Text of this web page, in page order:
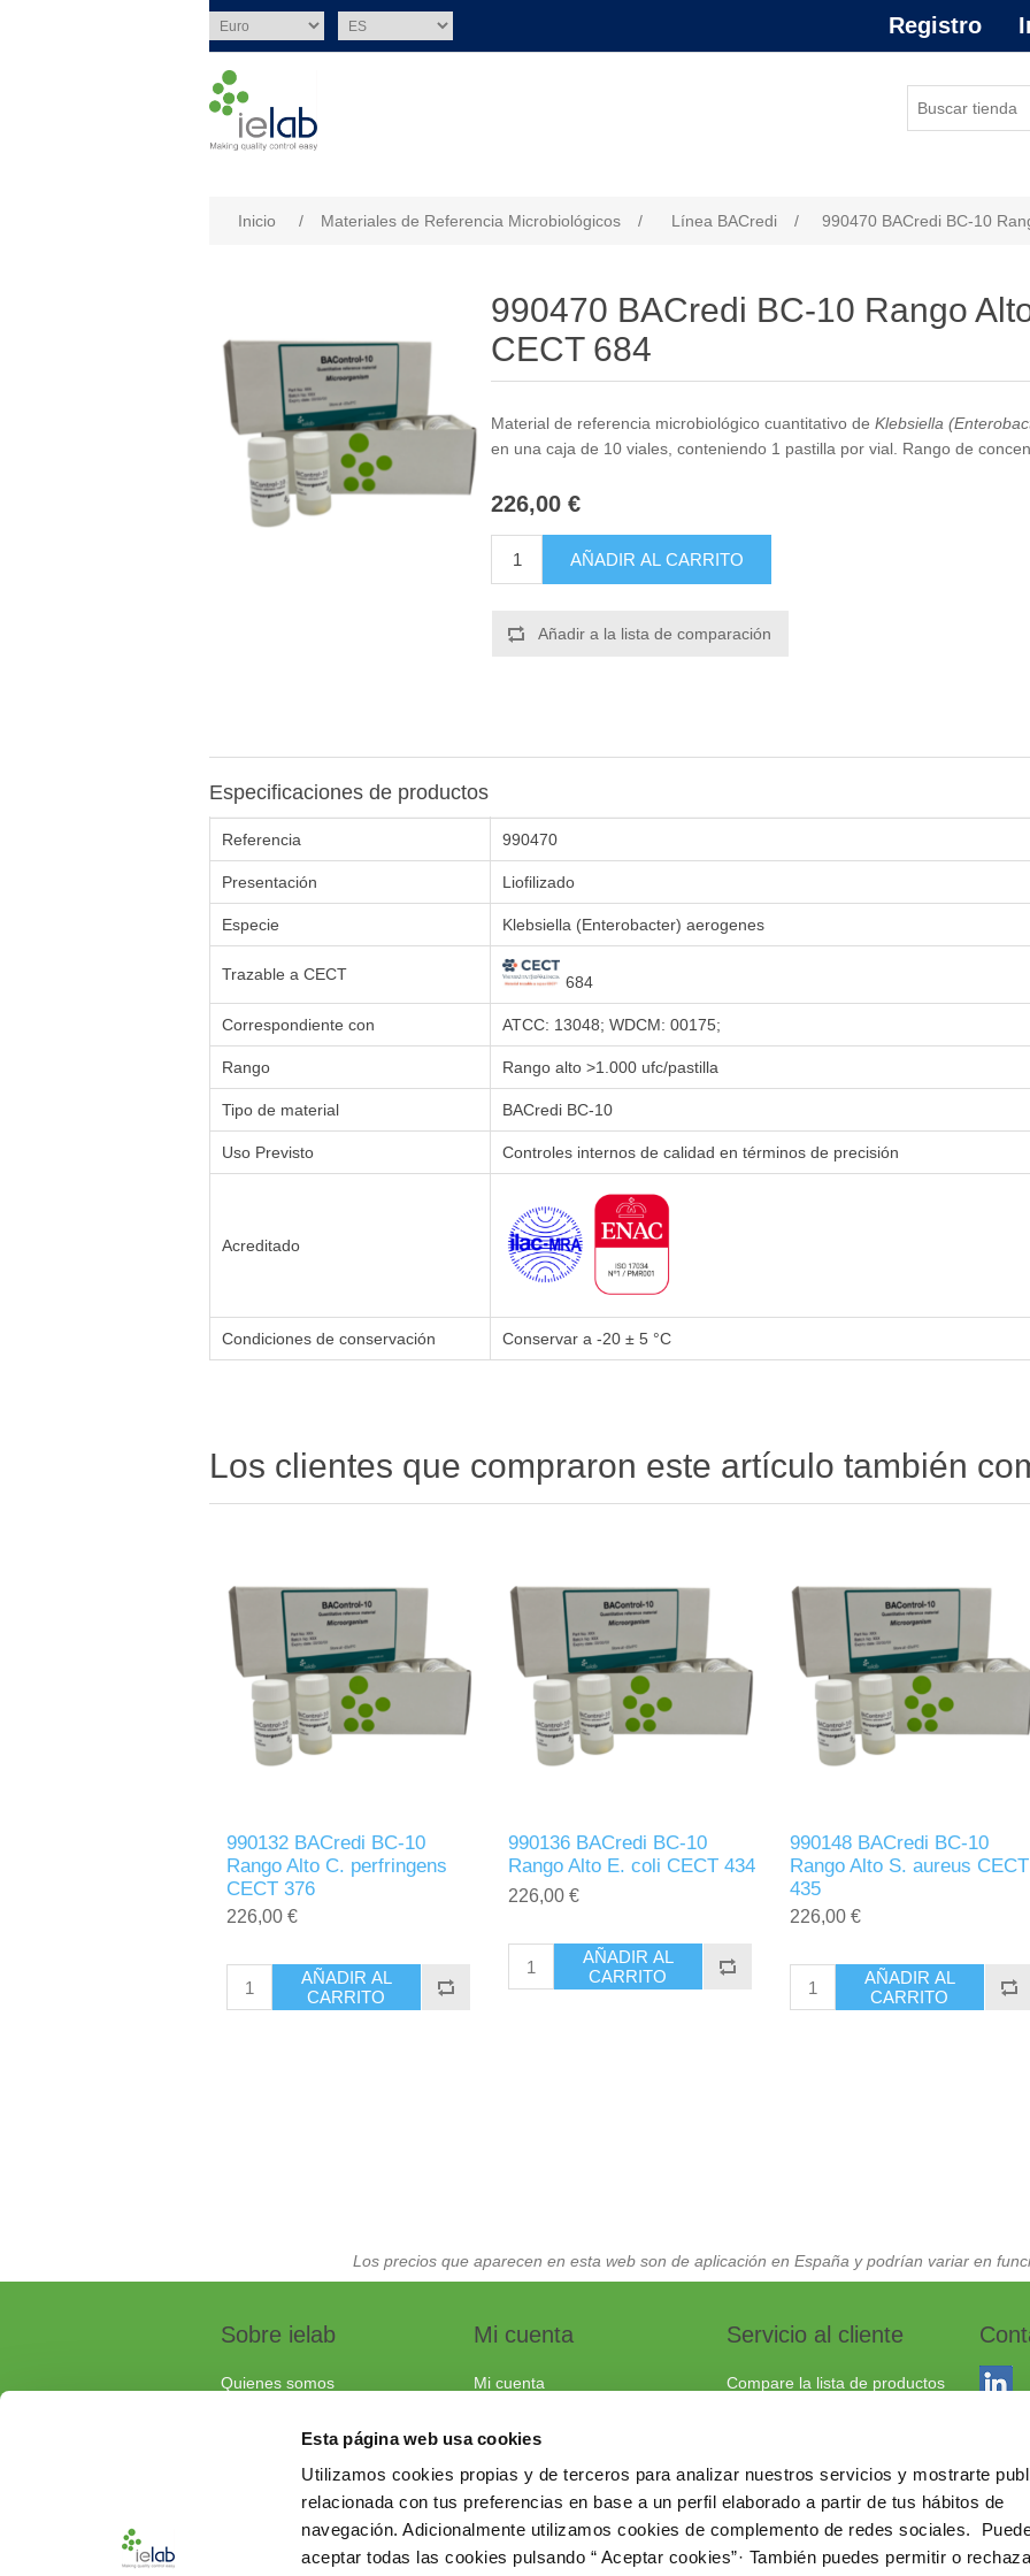
Esta página web usa cookies
Utilizamos cookies propias y de terceros para analizar nuestros servicios y mostrarte
relacionada con tus preferencias en base a un perfil elaborado a partir de tus hábitos de
navegación. Adicionalmente utilizamos cookies de complemento de redes sociales.
aceptar todas las cookies pulsando “ Aceptar cookies”· También puedes permitir o
Registro
Inicio / Materiales de Referencia Microbiológicos / Línea BACredi / 990470 BACredi BC-10
990470 BACredi BC-10 Rango
CECT 684
Material de referencia microbiológico cuantitativo de Klebsiella
en una caja de 10 viales, conteniendo 1 pastilla por vial. Rango de
226,00 €
AÑADIR AL CARRITO
Añadir a la lista de comparación
Especificaciones de productos
Referencia 990470
Presentación Liofilizado
Especie Klebsiella (Enterobacter) aerogenes
Trazable a CECT 684
Correspondiente con ATCC: 13048; WDCM: 00175;
Rango Rango alto >1.000 ufc/pastilla
Tipo de material BACredi BC-10
Uso Previsto Controles internos de calidad en términos de precisión
Acreditado
Condiciones de conservación Conservar a -20 ± 5 °C
Los clientes que compraron este artículo también
990132 BACredi BC-10
Rango Alto C. perfringens
CECT 376
226,00 €
AÑADIR AL
CARRITO
990136 BACredi BC-10
Rango Alto E. coli CECT 434
226,00 €
AÑADIR AL
CARRITO
990148 BACredi BC-10
Rango Alto S. aureus CECT
435
226,00 €
AÑADIR AL
CARRITO
Los precios que aparecen en esta web son de aplicación en España y podrían variar en
Sobre ielab
Quienes somos
Soluciones a medida
Contacta con nosotros
Documentos de interés
Preguntas frecuentes
Mi cuenta
Mi cuenta
Servicio al cliente
Compare la lista de productos
Aviso Legal
Política de privacidad
+34